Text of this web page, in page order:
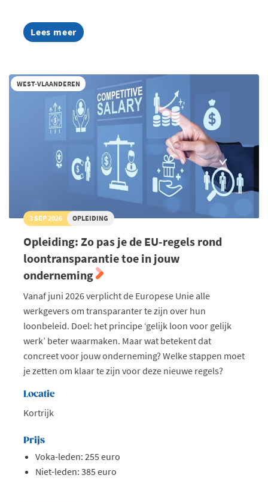
Lees meer
about
AI
2026
WEST-VLAANDEREN
3 SEP 2026 OPLEIDING
Opleiding: Zo pas je de EU-regels rond
loontransparantie toe in jouw
onderneming
Vanaf juni 2026 verplicht de Europese Unie alle
werkgevers om transparanter te zijn over hun
loonbeleid. Doel: het principe ‘gelijk loon voor gelijk
werk’ beter waarmaken. Maar wat betekent dat
concreet voor jouw onderneming? Welke stappen moet
je zetten om klaar te zijn voor deze nieuwe regels?
Locatie
Kortrijk
Prijs
Voka-leden: 255 euro
Niet-leden: 385 euro